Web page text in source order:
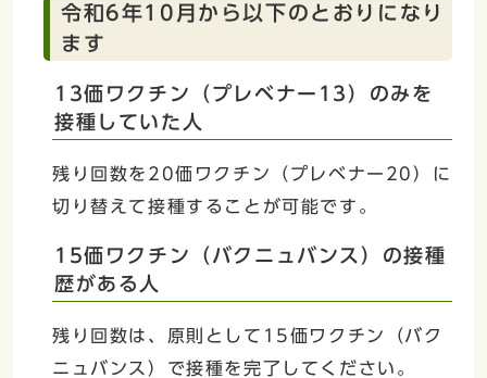
令和6年10月から以下のとおりになり
ます
13価ワクチン（プレベナー13）のみを
接種していた人
残り回数を20価ワクチン（プレベナー20）に
切り替えて接種することが可能です。
15価ワクチン（バクニュバンス）の接種
歴がある人
残り回数は、原則として15価ワクチン（バク
ニュバンス）で接種を完了してください。